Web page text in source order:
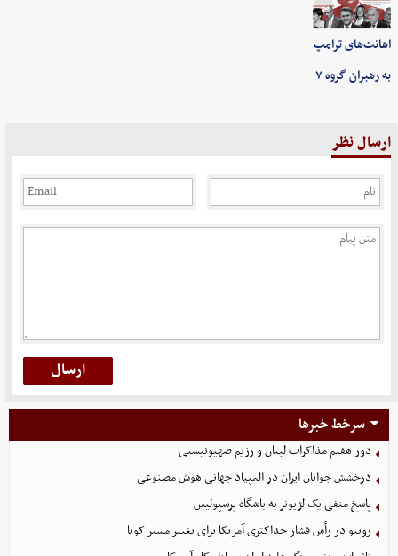
اهانت‌های ترامپ
به رهبران گروه ۷
ارسال نظر
سرخط خبرها
دور هفتم مذاکرات لبنان و رژیم صهیونیستی
درخشش جوانان ایران در المپیاد جهانی هوش مصنوعی
پاسخ منفی یک لژیونر به باشگاه پرسپولیس
روبیو در رأس فشار حداکثری آمریکا برای تغییر مسیر کوبا